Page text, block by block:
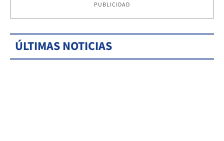
PUBLICIDAD
ÚLTIMAS NOTICIAS